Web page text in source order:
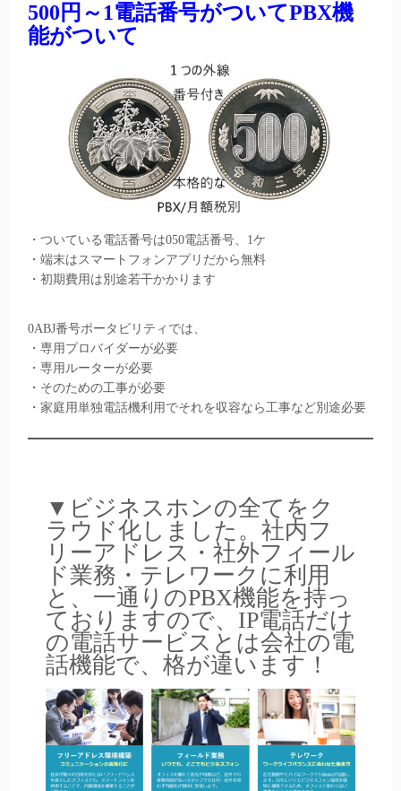
500円～1電話番号がついてPBX機
能がついて
・ついている電話番号は050電話番号、1ケ
・端末はスマートフォンアプリだから無料
・初期費用は別途若干かかります
0ABJ番号ポータビリティでは、
・専用プロバイダーが必要
・専用ルーターが必要
・そのための工事が必要
・家庭用単独電話機利用でそれを収容なら工事など別途必要
▼ビジネスホンの全てをク
ラウド化しました。社内フ
リーアドレス・社外フィール
ド業務・テレワークに利用
と、一通りのPBX機能を持っ
ておりますので、IP電話だけ
の電話サービスとは会社の電
話機能で、格が違います！